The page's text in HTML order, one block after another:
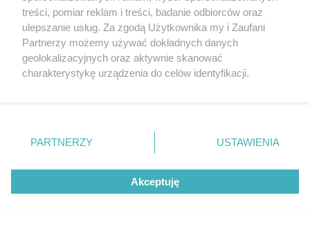
Internecie bez pisemnej zgody właściciela praw. Jakiekolwiek użycie lub
wykorzystanie utworów w całości lub w części z naruszeniem prawa,
tzn. bez właściwej zgody, jest zabronione pod groźbą kary i może być
treści, pomiar reklam i treści, badanie odbiorców oraz
ulepszanie usług. Za zgodą Użytkownika my i Zaufani
Partnerzy możemy używać dokładnych danych
geolokalizacyjnych oraz aktywnie skanować
charakterystykę urządzenia do celów identyfikacji.
zmienić/wycofać klikając przycisk ustawień prywatności
znajdujący się w lewym dolnym rogu strony
rodzaje przetwarzania danych nie wymagają zgody
użytkownika, ale masz prawo sprzeciwić się takiemu
przetwarzaniu. Preferencje będą miały zastosowanie tylko
PARTNERZY USTAWIENIA
Akceptuję